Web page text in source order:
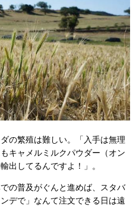
の繁殖は難しい。「入手は無理
キャメルミルクパウダー（オン
出してるんですよ！」。
の普及がぐんと進めば、スタバ
デで」なんて注文できる日は遠